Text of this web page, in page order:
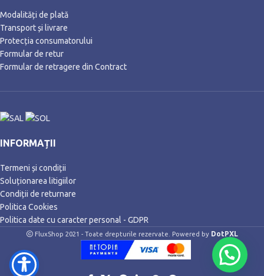
Modalități de plată
Transport și livrare
Protecția consumatorului
Formular de retur
Formular de retragere din Contract
INFORMAȚII
Termeni și condiții
Soluționarea litigiilor
Condiții de returnare
Politica Cookies
Politica date cu caracter personal - GDPR
FluxShop 2021 - Toate drepturile rezervate. Powered by DotPXL